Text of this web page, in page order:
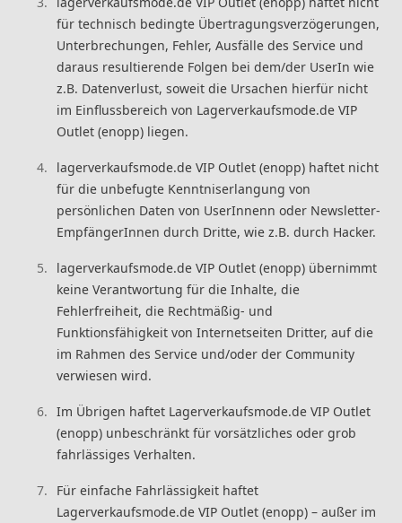
für technisch bedingte Übertragungsverzögerungen,
Unterbrechungen, Fehler, Ausfälle des Service und
daraus resultierende Folgen bei dem/der UserIn wie
z.B. Datenverlust, soweit die Ursachen hierfür nicht
im Einflussbereich von Lagerverkaufsmode.de VIP
Outlet (enopp) liegen.
lagerverkaufsmode.de VIP Outlet (enopp) haftet nicht
für die unbefugte Kenntniserlangung von
persönlichen Daten von UserInnenn oder Newsletter-
EmpfängerInnen durch Dritte, wie z.B. durch Hacker.
lagerverkaufsmode.de VIP Outlet (enopp) übernimmt
keine Verantwortung für die Inhalte, die
Fehlerfreiheit, die Rechtmäßig- und
Funktionsfähigkeit von Internetseiten Dritter, auf die
im Rahmen des Service und/oder der Community
verwiesen wird.
Im Übrigen haftet Lagerverkaufsmode.de VIP Outlet
(enopp) unbeschränkt für vorsätzliches oder grob
fahrlässiges Verhalten.
Für einfache Fahrlässigkeit haftet
Lagerverkaufsmode.de VIP Outlet (enopp) – außer im